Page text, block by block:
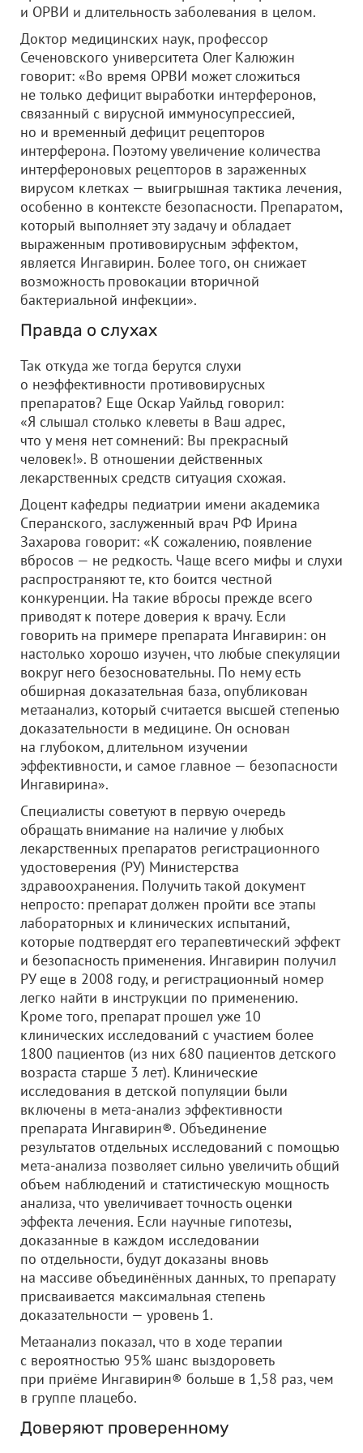
и ОРВИ и длительность заболевания в целом.
Доктор медицинских наук, профессор
Сеченовского университета Олег Калюжин
говорит: «Во время ОРВИ может сложиться
не только дефицит выработки интерферонов,
связанный с вирусной иммуносупрессией,
но и временный дефицит рецепторов
интерферона. Поэтому увеличение количества
интерфероновых рецепторов в зараженных
вирусом клетках — выигрышная тактика лечения,
особенно в контексте безопасности. Препаратом,
который выполняет эту задачу и обладает
выраженным противовирусным эффектом,
является Ингавирин. Более того, он снижает
возможность провокации вторичной
бактериальной инфекции».
Правда о слухах
Так откуда же тогда берутся слухи
о неэффективности противовирусных
препаратов? Еще Оскар Уайльд говорил:
«Я слышал столько клеветы в Ваш адрес,
что у меня нет сомнений: Вы прекрасный
человек!». В отношении действенных
лекарственных средств ситуация схожая.
Доцент кафедры педиатрии имени академика
Сперанского, заслуженный врач РФ Ирина
Захарова говорит: «К сожалению, появление
вбросов — не редкость. Чаще всего мифы и слухи
распространяют те, кто боится честной
конкуренции. На такие вбросы прежде всего
приводят к потере доверия к врачу. Если
говорить на примере препарата Ингавирин: он
настолько хорошо изучен, что любые спекуляции
вокруг него безосновательны. По нему есть
обширная доказательная база, опубликован
метаанализ, который считается высшей степенью
доказательности в медицине. Он основан
на глубоком, длительном изучении
эффективности, и самое главное — безопасности
Ингавирина».
Специалисты советуют в первую очередь
обращать внимание на наличие у любых
лекарственных препаратов регистрационного
удостоверения (РУ) Министерства
здравоохранения. Получить такой документ
непросто: препарат должен пройти все этапы
лабораторных и клинических испытаний,
которые подтвердят его терапевтический эффект
и безопасность применения. Ингавирин получил
РУ еще в 2008 году, и регистрационный номер
легко найти в инструкции по применению.
Кроме того, препарат прошел уже 10
клинических исследований с участием более
1800 пациентов (из них 680 пациентов детского
возраста старше 3 лет). Клинические
исследования в детской популяции были
включены в мета-анализ эффективности
препарата Ингавирин®. Объединение
результатов отдельных исследований с помощью
мета-анализа позволяет сильно увеличить общий
объем наблюдений и статистическую мощность
анализа, что увеличивает точность оценки
эффекта лечения. Если научные гипотезы,
доказанные в каждом исследовании
по отдельности, будут доказаны вновь
на массиве объединённых данных, то препарату
присваивается максимальная степень
доказательности — уровень 1.
Метаанализ показал, что в ходе терапии
с вероятностью 95% шанс выздороветь
при приёме Ингавирин® больше в 1,58 раз, чем
в группе плацебо.
Доверяют проверенному